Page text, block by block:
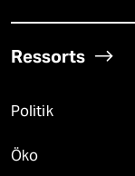
Ressorts
Politik
Öko